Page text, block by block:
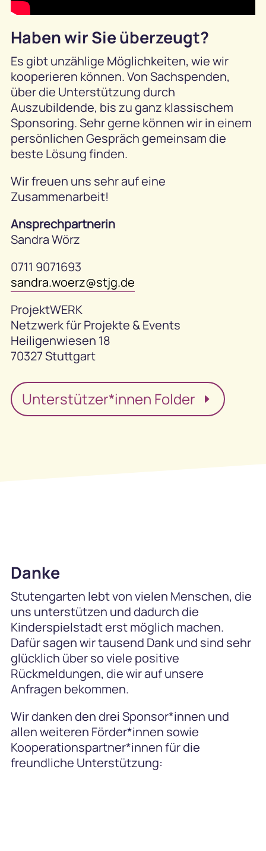
Haben wir Sie überzeugt?
Es gibt unzählige Möglichkeiten, wie wir
kooperieren können. Von Sachspenden,
über die Unterstützung durch
Auszubildende, bis zu ganz klassischem
Sponsoring. Sehr gerne können wir in einem
persönlichen Gespräch gemeinsam die
beste Lösung finden.
Wir freuen uns sehr auf eine
Zusammenarbeit!
Ansprechpartnerin
Sandra Wörz
0711 9071693
sandra.woerz@stjg.de
ProjektWERK
Netzwerk für Projekte & Events
Heiligenwiesen 18
70327 Stuttgart
Unterstützer*innen Folder
Danke
Stutengarten lebt von vielen Menschen, die
uns unterstützen und dadurch die
Kinderspielstadt erst möglich machen.
Dafür sagen wir tausend Dank und sind sehr
glücklich über so viele positive
Rückmeldungen, die wir auf unsere
Anfragen bekommen.
Wir danken den drei Sponsor*innen und
allen weiteren Förder*innen sowie
Kooperationspartner*innen für die
freundliche Unterstützung: